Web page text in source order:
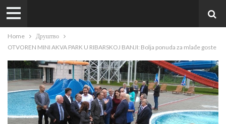
Home
Друштво
OTVOREN MINI AKVA PARK U RIBARSKOJ BANJI: Bolja ponuda za mlađe goste